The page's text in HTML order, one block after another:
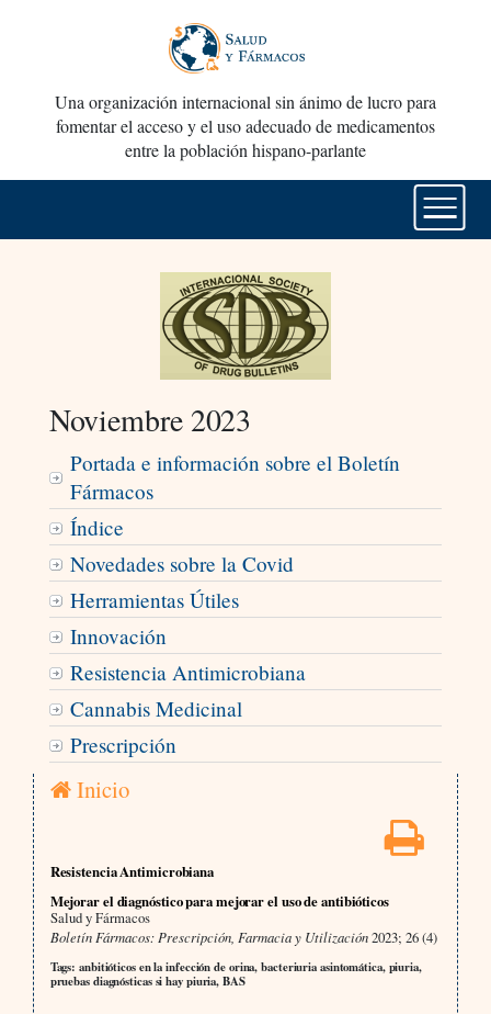
Una organización internacional sin ánimo de lucro para
fomentar el acceso y el uso adecuado de medicamentos
entre la población hispano-parlante
Noviembre 2023
Portada e información sobre el Boletín
Fármacos
Índice
Novedades sobre la Covid
Herramientas Útiles
Innovación
Resistencia Antimicrobiana
Cannabis Medicinal
Prescripción
Inicio
Resistencia Antimicrobiana
Mejorar el diagnóstico para mejorar el uso de antibióticos
Salud y Fármacos
Boletín Fármacos: Prescripción, Farmacia y Utilización2023; 26 (4)
Tags: anbitióticos en la infección de orina, bacteriuria asintomática, piuria,
pruebas diagnósticas si hay piuria, BAS